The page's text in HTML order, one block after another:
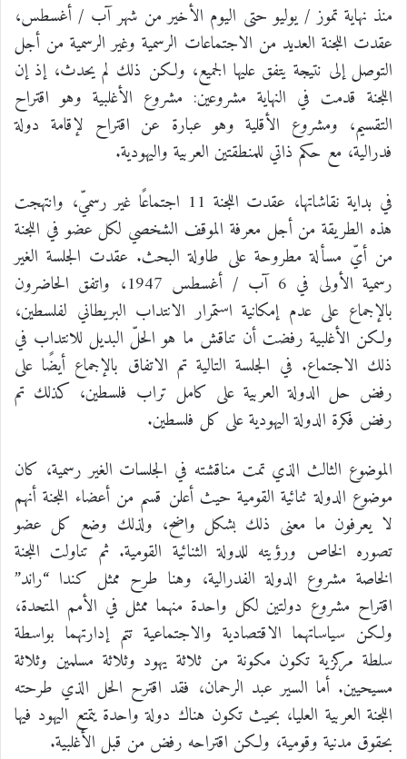
منذ نهاية تموز / يوليو حتى اليوم الأخير من شهر آب / أغسطس،
عقدت اللجنة العديد من الاجتماعات الرسمية وغير الرسمية من أجل
التوصل إلى نتيجة يتفق عليها الجميع، ولكن ذلك لم يحدث، إذ إن
اللجنة قدمت في النهاية مشروعين: مشروع الأغلبية وهو اقتراح
التقسيم، ومشروع الأقلية وهو عبارة عن اقتراح لإقامة دولة
فدرالية، مع حكم ذاتي للمنطقتين العربية واليهودية.
في بداية نقاشاتها، عقدت اللجنة 11 اجتماعًا غير رسميّ، وانتهجت
هذه الطريقة من أجل معرفة الموقف الشخصي لكل عضو في اللجنة
من أيّ مسألة مطروحة على طاولة البحث. عقدت الجلسة الغير
رسمية الأولى في 6 آب / أغسطس 1947، واتفق الحاضرون
بالإجماع على عدم إمكانية استمرار الانتداب البريطاني لفلسطين،
ولكن الأغلبية رفضت أن تناقش ما هو الحلّ البديل للانتداب في
ذلك الاجتماع. في الجلسة التالية تم الاتفاق بالإجماع أيضًا على
رفض حل الدولة العربية على كامل تراب فلسطين، كذلك تم
رفض فكرة الدولة اليهودية على كل فلسطين.
الموضوع الثالث الذي تمت مناقشته في الجلسات الغير رسمية، كان
موضوع الدولة ثنائية القومية حيث أعلن قسم من أعضاء اللجنة أنهم
لا يعرفون ما معنى ذلك بشكل واضح، ولذلك وضع كل عضو
تصوره الخاص ورؤيته للدولة الثنائية القومية. ثم تناولت اللجنة
الخاصة مشروع الدولة الفدرالية، وهنا طرح ممثل كندا “راند”
اقتراح مشروع دولتين لكل واحدة منهما ممثل في الأمم المتحدة،
ولكن سياساتهما الاقتصادية والاجتماعية تتم إدارتهما بواسطة
سلطة مركزية تكون مكونة من ثلاثة يهود وثلاثة مسلمين وثلاثة
مسيحيين. أما السير عبد الرحمان، فقد اقترح الحل الذي طرحته
اللجنة العربية العليا، بحيث تكون هناك دولة واحدة يتمتع اليهود فيها
بحقوق مدنية وقومية، ولكن اقتراحه رفض من قبل الأغلبية.